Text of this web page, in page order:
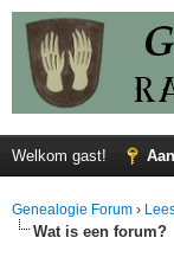
Welkom gast!
Genealogie Forum ›
Wat is een forum?